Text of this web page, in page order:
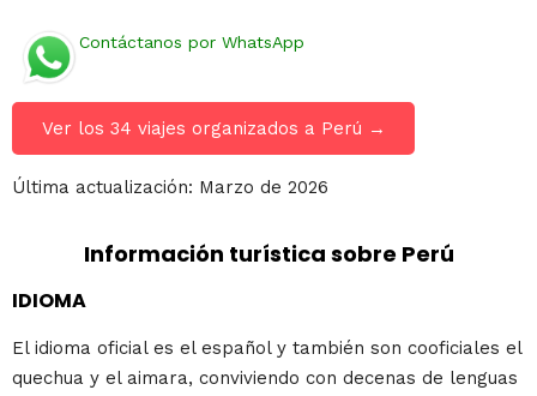
Contáctanos por WhatsApp
Ver los 34 viajes organizados a Perú →
Última actualización: Marzo de 2026
Información turística sobre Perú
IDIOMA
El idioma oficial es el español y también son cooficiales el
quechua y el aimara, conviviendo con decenas de lenguas